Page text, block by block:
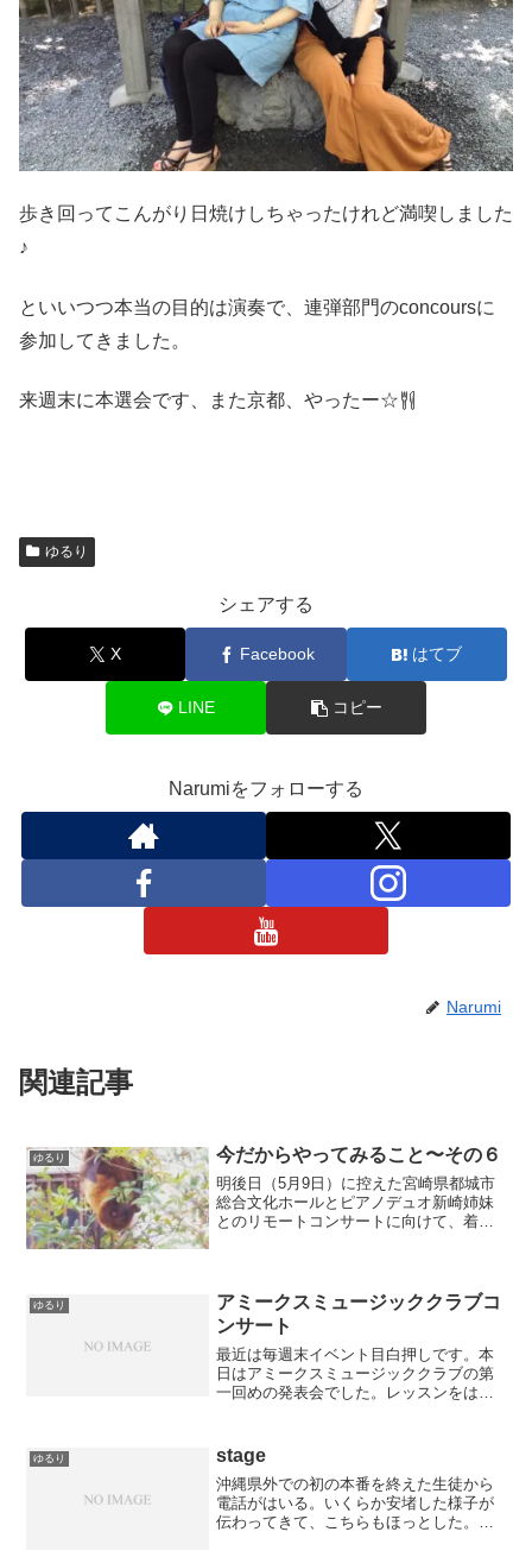
歩き回ってこんがり日焼けしちゃったけれど満喫しました
♪
といいつつ本当の目的は演奏で、連弾部門のconcoursに
参加してきました。
来週末に本選会です、また京都、やったー☆
ゆるり
シェアする
X Facebook はてブ
LINE コピー
Narumiをフォローする
Narumi
関連記事
ゆるり 今だからやってみること〜その６
明後日（5月9日）に控えた宮崎県都城市
総合文化ホールとピアノデュオ新崎姉妹
とのリモートコンサートに向けて、着々
で学びながらやっています...
ゆるり
アミークスミュージッククラブコ
ンサート
最近は毎週末イベント目白押しです。本
日はアミークスミュージッククラブの第
一回めの発表会でした。レッスンをはじ
みなさん、おめでとうございました！こ
れからもあなたが、誰かが...
ゆるり stage
沖縄県外での初の本番を終えた生徒から
電話がはいる。いくらか安堵した様子が
伝わってきて、こちらもほっとした。す